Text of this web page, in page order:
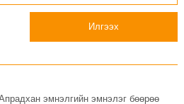
Илгээх
эмнэлгийн эмнэлэг бөөрөө